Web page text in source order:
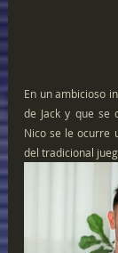
En un ambicioso
de Jack y que se
Nico se le ocurre
del tradicional